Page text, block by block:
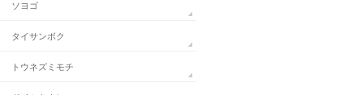
ソヨゴ
タイサンボク
トウネズミモチ